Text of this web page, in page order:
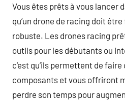
Vous êtes prêts à vous lancer
qu’un drone de racing doit
robuste. Les drones racing
outils pour les débutants ou
c’est qu’ils permettent de
composants et vous offriront
perdre son temps pour